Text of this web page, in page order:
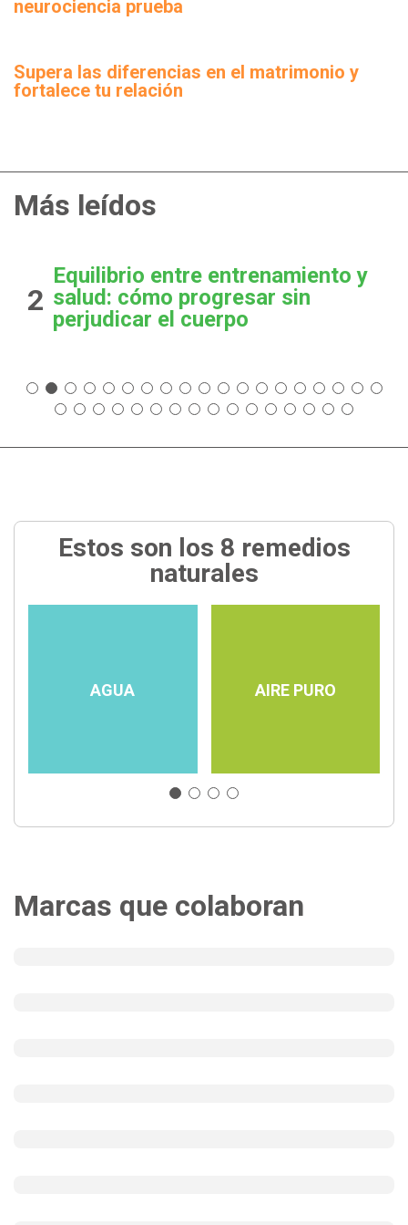
neurociencia prueba
Supera las diferencias en el matrimonio y
fortalece tu relación
Más leídos
2
Equilibrio entre entrenamiento y
salud: cómo progresar sin
perjudicar el cuerpo
Estos son los 8 remedios
naturales
AGUA AIRE PURO
Marcas que colaboran